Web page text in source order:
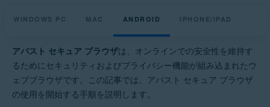
アバスト セキュア ブラウザ
オペレーティング システム:
Windows、MacOS、Android、iOS
WINDOWS PC MAC ANDROID IPHONE/IPAD
アバスト セキュア ブラウザは、オンラインでの安全性を維持す
るためにセキュリティおよびプライバシー機能が組み込まれたウ
ェブブラウザです。この記事では、アバスト セキュア ブラウザ
の使用を開始する手順を説明します。